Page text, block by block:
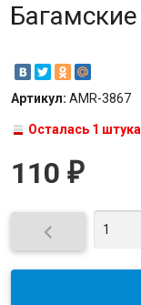
Артикул: AMR-3867
Осталась 1 штука
110 ₽
